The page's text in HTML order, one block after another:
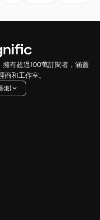
有超過100萬訂閱者，涵蓋
和工作室。
港)